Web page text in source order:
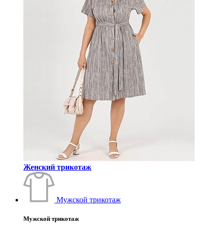
Женский трикотаж
Мужской трикотаж
Мужской трикотаж